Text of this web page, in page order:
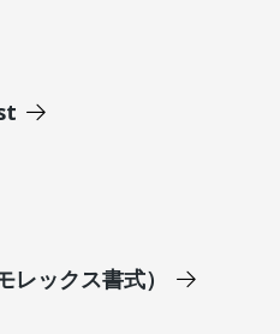
レックス書式）